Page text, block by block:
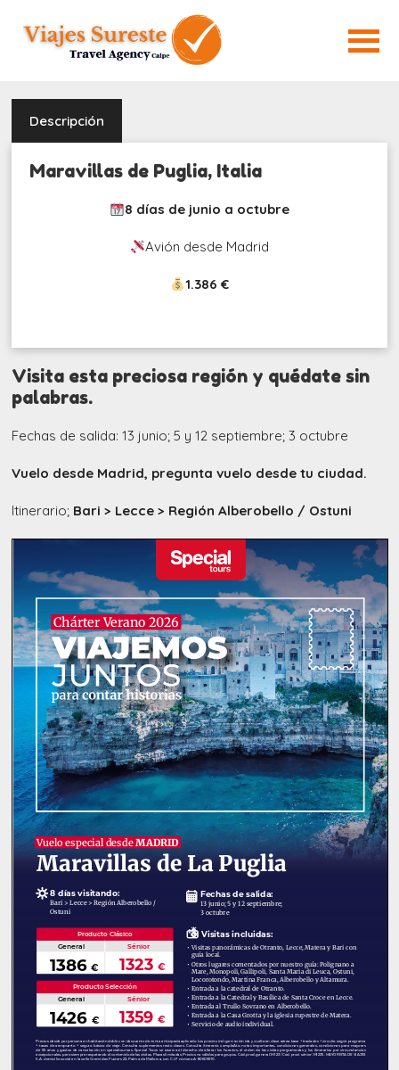
Descripción
Maravillas de Puglia, Italia
8 días de junio a octubre
Avión desde Madrid
1.386 €
Visita esta preciosa región y quédate sin
palabras.
Fechas de salida: 13 junio; 5 y 12 septiembre; 3 octubre
Vuelo desde Madrid, pregunta vuelo desde tu ciudad.
Itinerario; Bari > Lecce > Región Alberobello / Ostuni